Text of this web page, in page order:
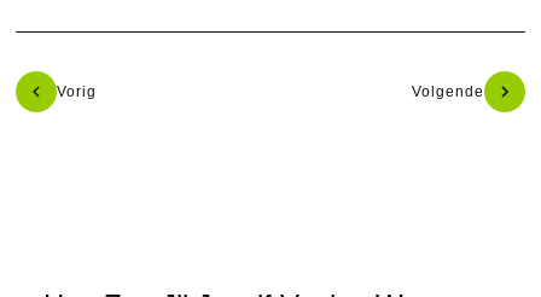
Vorig Volgende